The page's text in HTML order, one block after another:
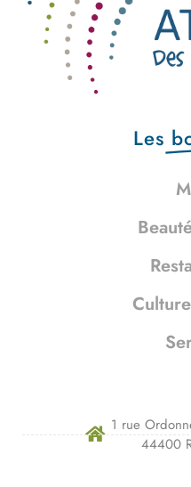
Les
1 rue
44400